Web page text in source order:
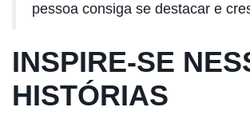
pessoa consiga se destacar e
INSPIRE-SE
HISTÓRIAS